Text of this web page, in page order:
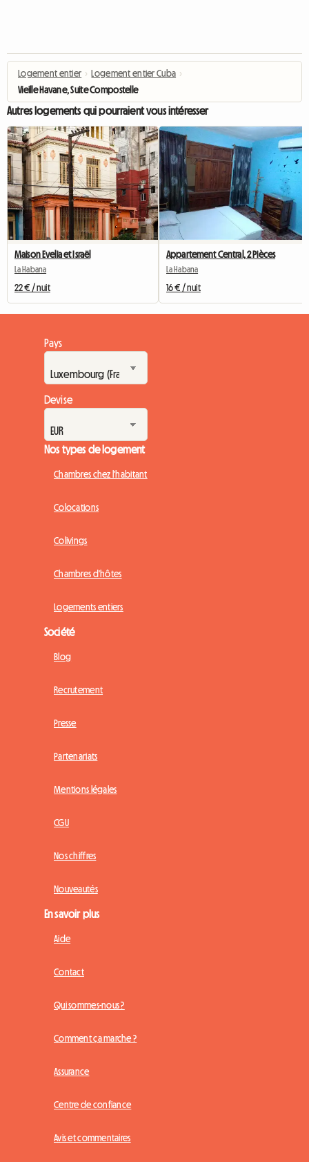
Logement entier › Logement entier Cuba ›
Vieille Havane, Suite Compostelle
Autres logements qui pourraient vous intéresser
Maison Evelia et Israël
La Habana
22 € / nuit
Appartement Central, 2 Pièces
La Habana
16 € / nuit
Pays
Devise
Nos types de logement
Chambres chez l'habitant
Colocations
Colivings
Chambres d'hôtes
Logements entiers
Société
Blog
Recrutement
Presse
Partenariats
Mentions légales
CGU
Nos chiffres
Nouveautés
En savoir plus
Aide
Contact
Qui sommes-nous ?
Comment ça marche ?
Assurance
Centre de confiance
Avis et commentaires